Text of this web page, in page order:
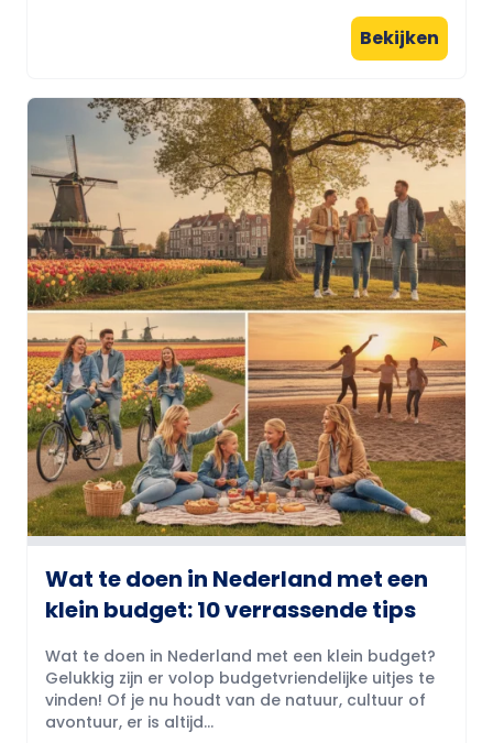
Bekijken
Wat te doen in Nederland met een
klein budget: 10 verrassende tips
Wat te doen in Nederland met een klein budget?
Gelukkig zijn er volop budgetvriendelijke uitjes te
vinden! Of je nu houdt van de natuur, cultuur of
avontuur, er is altijd...